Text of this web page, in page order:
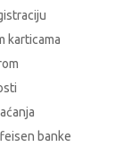
karticama
banke